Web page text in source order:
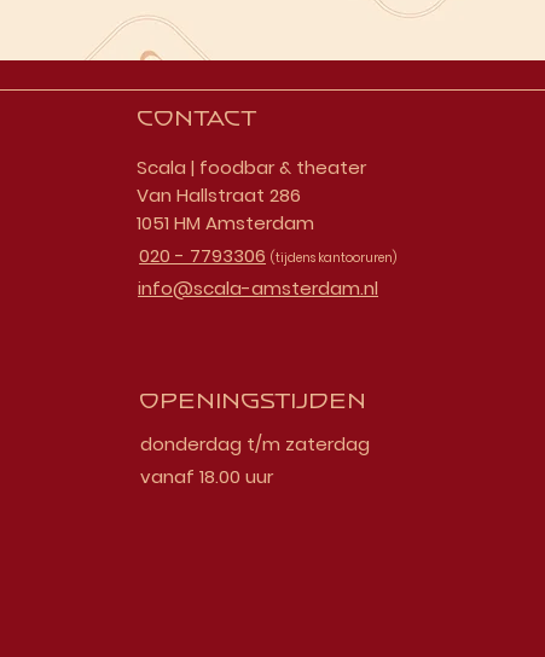
Contact
Scala | foodbar & theater
Van Hallstraat 286
1051 HM Amsterdam
020 - 7793306 (tijdens kantooruren)
info@scala-amsterdam.nl
Openingstijden
donderdag t/m zaterdag
vanaf 18.00 uur